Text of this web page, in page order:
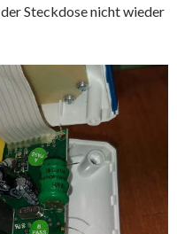
Steckdose nicht wieder